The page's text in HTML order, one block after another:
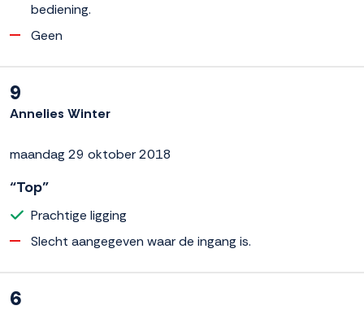
bediening.
Geen
9
Annelies Winter
maandag 29 oktober 2018
“Top”
Prachtige ligging
Slecht aangegeven waar de ingang is.
6